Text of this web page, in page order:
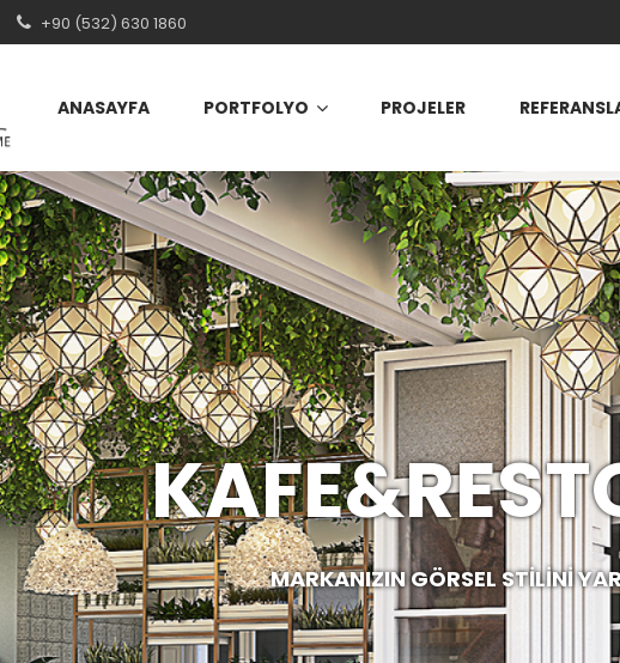
+90 (532) 630 1860
ANASAYFA PORTFOLYO PROJELER
MARKANIZIN GÖRSEL STİLİNİ